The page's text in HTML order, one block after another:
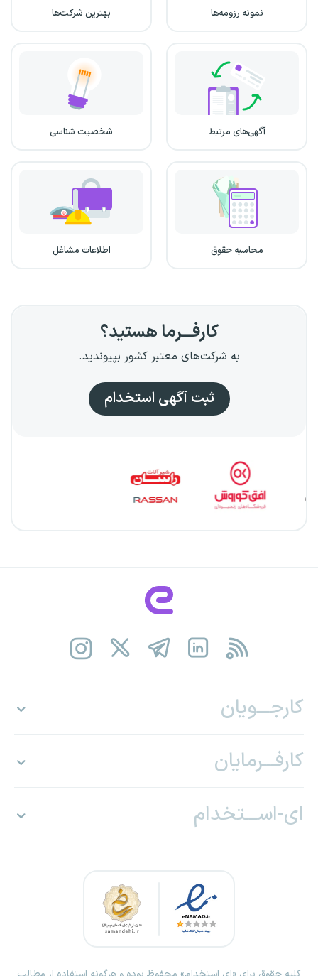
نمونه رزومه‌ها بهترین شرکت‌ها
آگهی‌های مرتبط شخصیت شناسی
محاسبه حقوق اطلاعات مشاغل
کارفـــرما هستید؟
به شرکت‌های معتبر کشور بپیوندید.
ثبت آگهی استخدام
کارجـــویان
کارفـــرمایان
ای-اســـتخدام